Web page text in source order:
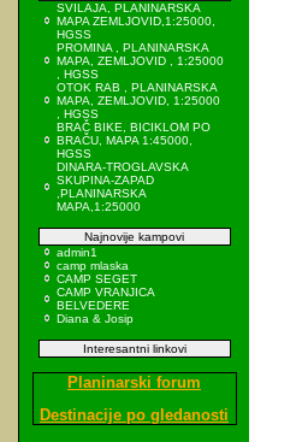
SVILAJA, PLANINARSKA
MAPA ZEMLJOVID,1:25000,
HGSS
PROMINA , PLANINARSKA
MAPA, ZEMLJOVID , 1:25000
, HGSS
OTOK RAB , PLANINARSKA
MAPA, ZEMLJOVID, 1:25000
, HGSS
BRAČ BIKE, BICIKLOM PO
BRAČU, MAPA 1:45000,
HGSS
DINARA-TROGLAVSKA
SKUPINA-ZAPAD
,PLANINARSKA
MAPA,1:25000
Najnovije kampovi
admin1
camp mlaska
CAMP SEGET
CAMP VRANJICA
BELVEDERE
Diana & Josip
Interesantni linkovi
Planinarski forum
Destinacije po gledanosti